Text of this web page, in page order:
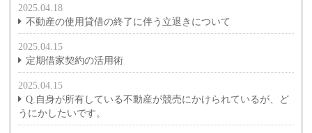
2025.04.18
不動産の使用貸借の終了に伴う立退きについて
2025.04.15
定期借家契約の活用術
2025.04.15
Q.自身が所有している不動産が競売にかけられているが、ど
うにかしたいです。